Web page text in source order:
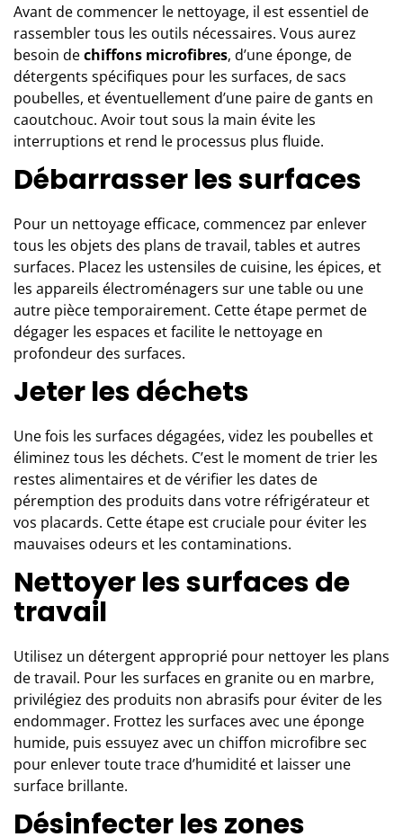
Avant de commencer le nettoyage, il est essentiel de
rassembler tous les outils nécessaires. Vous aurez
besoin dechiffons microfibres, d’une éponge, de
détergents spécifiques pour les surfaces, de sacs
poubelles, et éventuellement d’une paire de gants en
caoutchouc. Avoir tout sous la main évite les
interruptions et rend le processus plus fluide.
Débarrasser les surfaces
Pour un nettoyage efficace, commencez par enlever
tous les objets des plans de travail, tables et autres
surfaces. Placez les ustensiles de cuisine, les épices, et
les appareils électroménagers sur une table ou une
autre pièce temporairement. Cette étape permet de
dégager les espaces et facilite le nettoyage en
profondeur des surfaces.
Jeter les déchets
Une fois les surfaces dégagées, videz les poubelles et
éliminez tous les déchets. C’est le moment de trier les
restes alimentaires et de vérifier les dates de
péremption des produits dans votre réfrigérateur et
vos placards. Cette étape est cruciale pour éviter les
mauvaises odeurs et les contaminations.
Nettoyer les surfaces de
travail
Utilisez un détergent approprié pour nettoyer les plans
de travail. Pour les surfaces en granite ou en marbre,
privilégiez des produits non abrasifs pour éviter de les
endommager. Frottez les surfaces avec une éponge
humide, puis essuyez avec un chiffon microfibre sec
pour enlever toute trace d’humidité et laisser une
surface brillante.
Désinfecter les zones